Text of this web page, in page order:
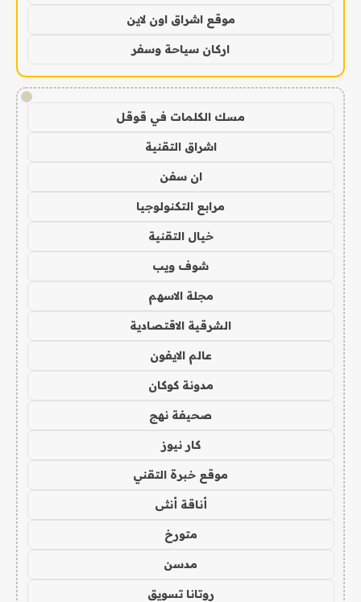
موقع اشراق اون لاين
اركان سياحة وسفر
!
مسك الكلمات في قوقل
اشراق التقنية
ان سفن
مرابع التكنولوجيا
خيال التقنية
شوف ويب
مجلة الاسهم
الشرقية الاقتصادية
عالم الايفون
مدونة كوكان
صحيفة نهج
كار نيوز
موقع خبرة التقني
أناقة أنثى
متورخ
مدسن
روتانا تسويق